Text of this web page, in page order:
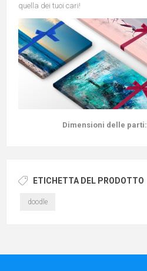
quella dei tuoi cari!
Dimensioni delle parti:
ETICHETTA DEL PRODOTTO
doodle